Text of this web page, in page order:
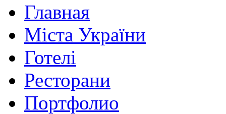
Главная
Міста України
Готелі
Ресторани
Портфолио